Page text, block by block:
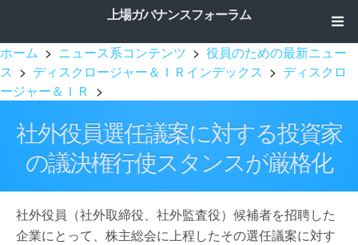
上場ガバナンスフォーラム
ホーム > ニュース系コンテンツ > 役員のための最新ニュー
ス > ディスクロージャー＆ＩＲインデックス > ディスクロ
ージャー＆ＩＲ >
社外役員選任議案に対する投資家
の議決権行使スタンスが厳格化
社外役員（社外取締役、社外監査役）候補者を招聘した
企業にとって、株主総会に上程したその選任議案に対す